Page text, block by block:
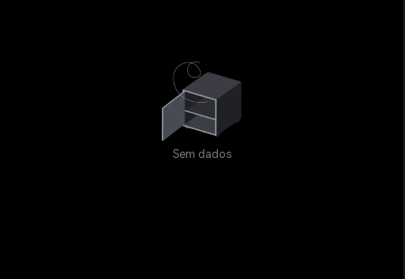
Sem dados